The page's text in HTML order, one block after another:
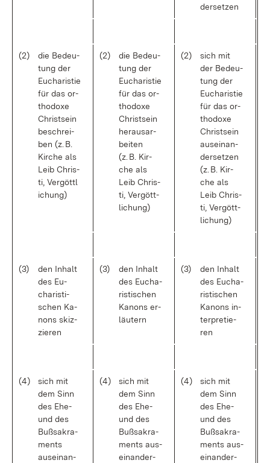
der­set­zen
(2)
die Be­deu­
tung der
Eu­cha­ris­tie
für das or­
tho­do­xe
Christ­sein
be­schrei­
ben (z. B.
Kir­che als
Leib Chris­
ti, Ver­gött­l
i­chung)
(2)
die Be­deu­
tung der
Eu­cha­ris­tie
für das or­
tho­do­xe
Christ­sein
her­aus­ar­
bei­ten
(z. B. Kir­
che als
Leib Chris­
ti, Ver­gött­
li­chung)
(2)
sich mit
der Be­deu­
tung der
Eu­cha­ris­tie
für das or­
tho­do­xe
Christ­sein
aus­ein­an­
der­set­zen
(z. B. Kir­
che als
Leib Chris­
ti, Ver­gött­
li­chung)
(3)
den In­halt
des Eu­
cha­ris­ti­
schen Ka­
nons skiz­
zie­ren
(3)
den In­halt
des Eu­cha­
ris­ti­schen
Ka­nons er­
läu­tern
(3)
den In­halt
des Eu­cha­
ris­ti­schen
Ka­nons in­
ter­pre­tie­
ren
(4)
sich mit
dem Sinn
des Ehe-
und des
Buß­sa­kra­
ments
aus­ein­an­
(4)
sich mit
dem Sinn
des Ehe-
und des
Buß­sa­kra­
ments aus­
ein­an­der­
(4)
sich mit
dem Sinn
des Ehe-
und des
Buß­sa­kra­
ments aus­
ein­an­der­